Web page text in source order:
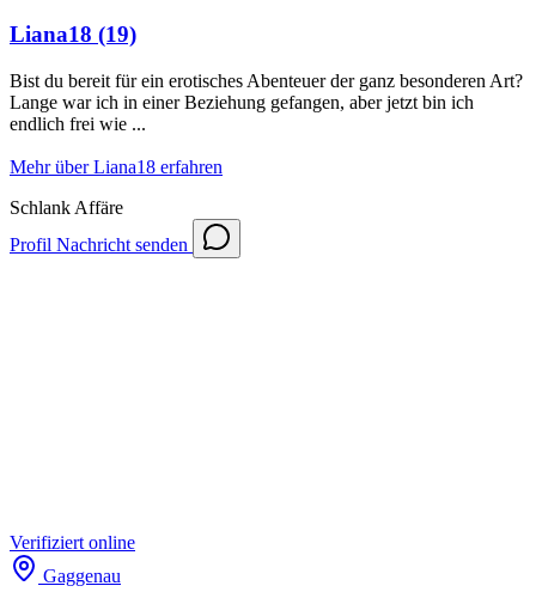
Liana18 (19)
Bist du bereit für ein erotisches Abenteuer der ganz besonderen Art?
Lange war ich in einer Beziehung gefangen, aber jetzt bin ich
endlich frei wie ...
Mehr über Liana18 erfahren
Schlank Affäre
Profil Nachricht senden
Verifiziert online
Gaggenau